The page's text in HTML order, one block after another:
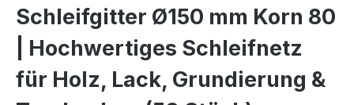
Schleifgitter Ø150 mm Korn 80
| Hochwertiges Schleifnetz
für Holz, Lack, Grundierung &